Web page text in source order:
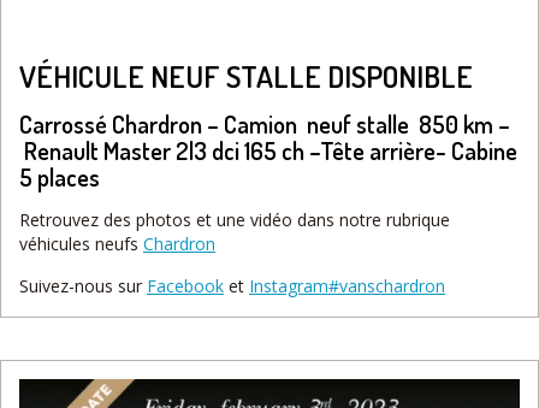
VÉHICULE NEUF STALLE DISPONIBLE
Carrossé Chardron – Camion neuf stalle 850 km –
Renault Master 2l3 dci 165 ch –Tête arrière- Cabine
5 places
Retrouvez des photos et une vidéo dans notre rubrique
véhicules neufs Chardron
Suivez-nous sur Facebook et Instagram#vanschardron